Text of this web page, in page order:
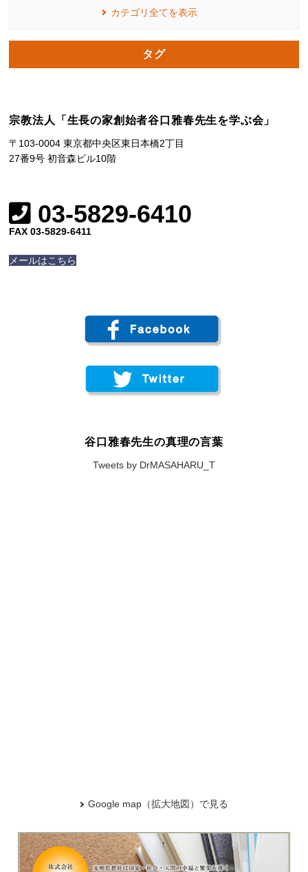
カテゴリ全てを表示
タグ
宗教法人「生長の家創始者谷口雅春先生を学ぶ会」
〒103-0004 東京都中央区東日本橋2丁目
27番9号 初音森ビル10階
03-5829-6410
FAX 03-5829-6411
メールはこちら
谷口雅春先生の真理の言葉
Tweets by DrMASAHARU_T
Google map（拡大地図）で見る